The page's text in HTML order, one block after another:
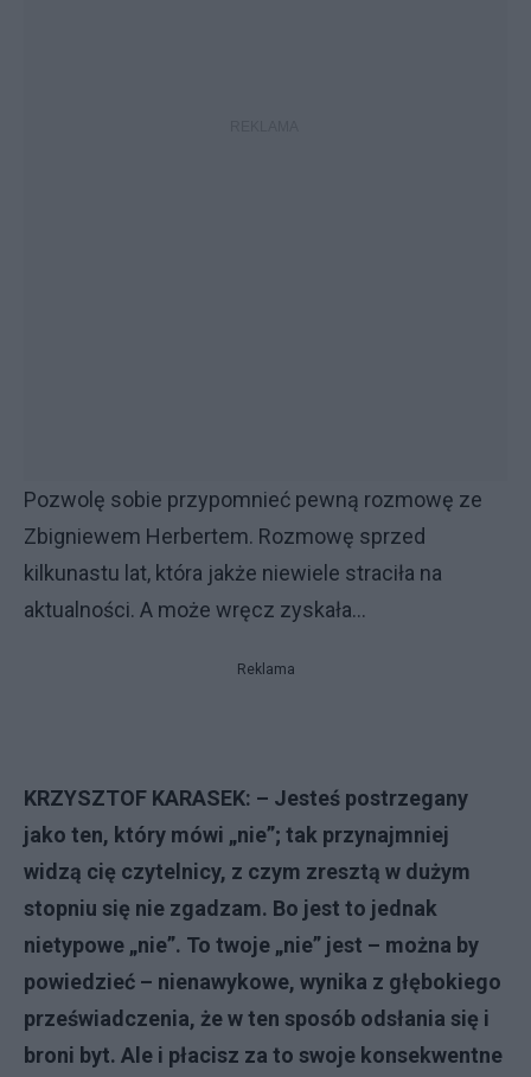
Pozwolę sobie przypomnieć pewną rozmowę ze
Zbigniewem Herbertem. Rozmowę sprzed
kilkunastu lat, która jakże niewiele straciła na
aktualności. A może wręcz zyskała...
Reklama
KRZYSZTOF KARASEK: – Jesteś postrzegany
jako ten, który mówi „nie”; tak przynajmniej
widzą cię czytelnicy, z czym zresztą w dużym
stopniu się nie zgadzam. Bo jest to jednak
nietypowe „nie”. To twoje „nie” jest – można by
powiedzieć – nienawykowe, wynika z głębokiego
przeświadczenia, że w ten sposób odsłania się i
broni byt. Ale i płacisz za to swoje konsekwentne